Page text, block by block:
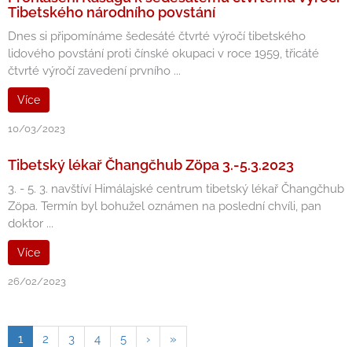
Tibetského národního povstání
Dnes si připomínáme šedesáté čtvrté výročí tibetského
lidového povstání proti čínské okupaci v roce 1959, třicáté
čtvrté výročí zavedení prvního ...
Více
10/03/2023
Tibetský lékař Čhangčhub Zöpa 3.-5.3.2023
3. - 5. 3. navštíví Himálajské centrum tibetský lékař Čhangčhub
Zöpa. Termín byl bohužel oznámen na poslední chvíli, pan
doktor ...
Více
26/02/2023
1 2 3 4 5 › »